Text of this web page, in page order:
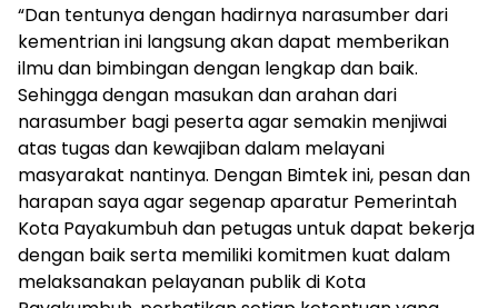
“Dan tentunya dengan hadirnya narasumber dari
kementrian ini langsung akan dapat memberikan
ilmu dan bimbingan dengan lengkap dan baik.
Sehingga dengan masukan dan arahan dari
narasumber bagi peserta agar semakin menjiwai
atas tugas dan kewajiban dalam melayani
masyarakat nantinya. Dengan Bimtek ini, pesan dan
harapan saya agar segenap aparatur Pemerintah
Kota Payakumbuh dan petugas untuk dapat bekerja
dengan baik serta memiliki komitmen kuat dalam
melaksanakan pelayanan publik di Kota